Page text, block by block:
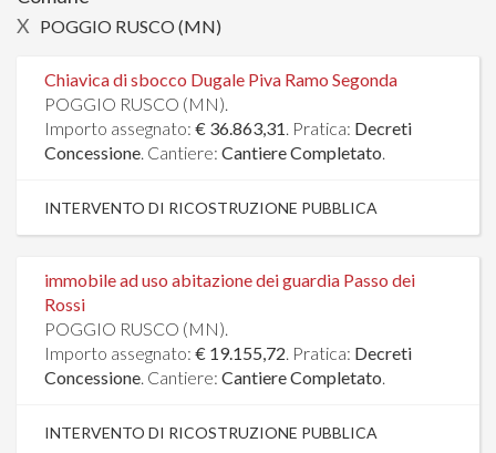
X POGGIO RUSCO (MN)
Chiavica di sbocco Dugale Piva Ramo Segonda
POGGIO RUSCO (MN).
Importo assegnato: € 36.863,31. Pratica: Decreti
Concessione. Cantiere: Cantiere Completato.
INTERVENTO DI RICOSTRUZIONE PUBBLICA
immobile ad uso abitazione dei guardia Passo dei
Rossi
POGGIO RUSCO (MN).
Importo assegnato: € 19.155,72. Pratica: Decreti
Concessione. Cantiere: Cantiere Completato.
INTERVENTO DI RICOSTRUZIONE PUBBLICA